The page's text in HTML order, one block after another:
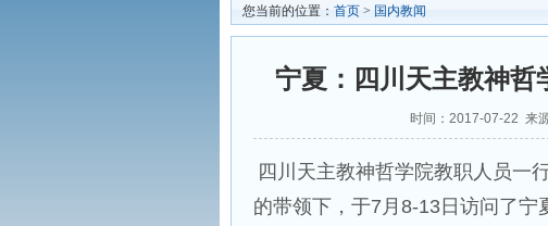
您当前的位置： 首页 > 国内教闻
宁夏：四川天主教神哲
时间：2017-07-22 来
四川天主教神哲学院教职人员一
的带领下，于7月8-13日访问了宁